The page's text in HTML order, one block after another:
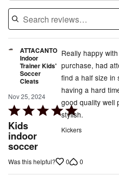
ATTACANTO
Indoor
Trainer Kids'
Soccer
Cleats
Nov 25, 2024
Rated
5
out
of
5
Kids
indoor
soccer
Really happy
purchase, had
find a half size in
having a hard
good quality well
stylish.
Kickers
Was this helpful? 0 0